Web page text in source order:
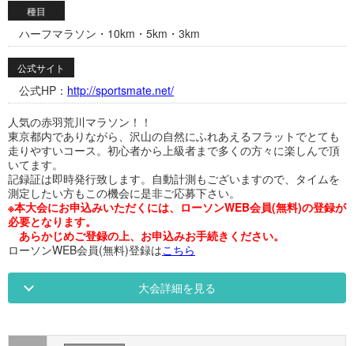
種目
ハーフマラソン・10km・5km・3km
公式サイト
公式HP： http://sportsmate.net/
人気の赤羽荒川マラソン！！
東京都内でありながら、沢山の自然にふれあえるフラットでとても
走りやすいコース。初心者から上級者まで多くの方々に楽しんで頂
いてます。
記録証は即時発行致します。自動計測もございますので、タイムを
測定したい方もこの機会に是非ご応募下さい。
※本大会にお申込みいただくには、ローソンWEB会員(無料)の登録が
必要となります。
あらかじめご登録の上、お申込みお手続きください。
ローソンWEB会員(無料)登録はこちら
大会詳細を見る